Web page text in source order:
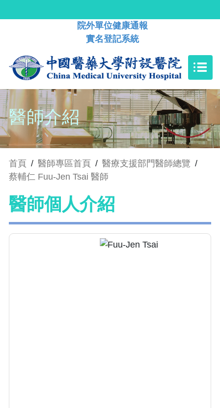
院外單位健康通報
實名登記系統
醫師介紹
首頁 / 醫師專區首頁 / 醫療支援部門醫師總覽 /
蔡輔仁 Fuu-Jen Tsai 醫師
醫師個人介紹